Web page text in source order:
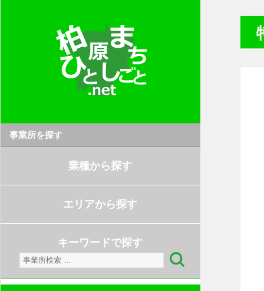
事業所を探す
業種から探す
エリアから探す
キーワードで探す
検
索: